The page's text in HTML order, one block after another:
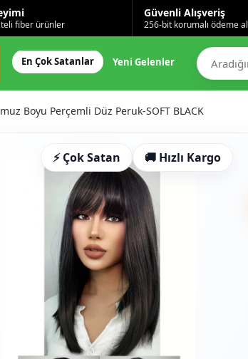
fiber ürünler
Güvenli Alışveriş
256-bit korumalı ödeme
En Çok Satanlar Yeni Gelenler
Boyu Perçemli Düz Peruk-SOFT BLACK
⚡ Çok Satan 🚚 Hızlı Kargo